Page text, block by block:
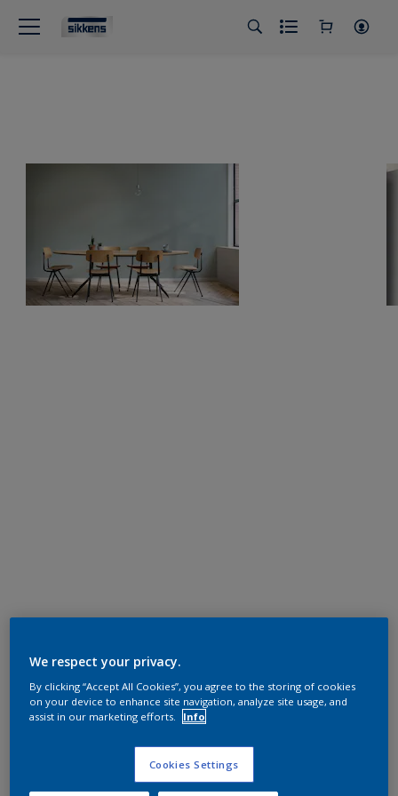
We respect your privacy.
By clicking “Accept All Cookies”, you agree to the storing of cookies
on your device to enhance site navigation, analyze site usage, and
assist in our marketing efforts.
Info
Cookies Settings